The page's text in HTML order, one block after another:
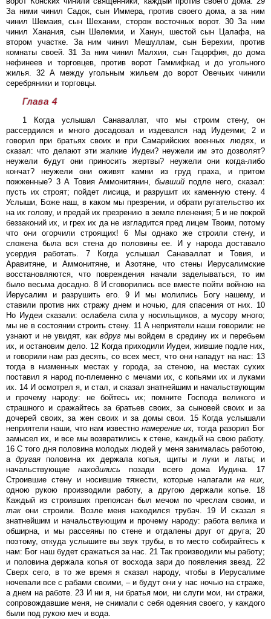
За ними чинил Садок, сын Иммера, против своего дома, а за ним
чинил Шемаия, сын Шехании, сторож восточных ворот. 30 За ним
чинил Ханания, сын Шелемии, и Ханун, шестой сын Цалафа, на
втором участке. За ним чинил Мешуллам, сын Берехии, против
комнаты своей. 31 За ним чинил Малхия, сын Гацорфия, до дома
нефинеев и торговцев, против ворот Гаммифкад и до угольного
жилья. 32 А между угольным жильем до ворот Овечьих чинили
серебряники и торговцы.
Глава 4
1 Когда услышал Санаваллат, что мы строим стену, он
рассердился и много досадовал и издевался над Иудеями; 2 и
говорил при братьях своих и при Самарийских военных людях, и
сказал: что делают эти жалкие Иудеи? неужели им это дозволят?
неужели будут они приносить жертвы? неужели они когда-либо
кончат? неужели они оживят камни из груд праха, и притом
пожженные? 3 А Товия Аммонитянин, бывший подле него, сказал:
пусть их строят; пойдет лисица, и разрушит их каменную стену. 4
Услыши, Боже наш, в каком мы презрении, и обрати ругательство их
на их голову, и предай их презрению в земле пленения; 5 и не покрой
беззаконий их, и грех их да не изгладится пред лицем Твоим, потому
что они огорчили строящих! 6 Мы однако же строили стену, и
сложена была вся стена до половины ее. И у народа доставало
усердия работать. 7 Когда услышал Санаваллат и Товия, и
Аравитяне, и Аммонитяне, и Азотяне, что стены Иерусалимские
восстановляются, что повреждения начали заделываться, то им
было весьма досадно. 8 И сговорились все вместе пойти войною на
Иерусалим и разрушить его. 9 И мы молились Богу нашему, и
ставили против них стражу днем и ночью, для спасения от них. 10
Но Иудеи сказали: ослабела сила у носильщиков, а мусору много;
мы не в состоянии строить стену. 11 А неприятели наши говорили: не
узнают и не увидят, как вдруг мы войдем в средину их и перебьем
их, и остановим дело. 12 Когда приходили Иудеи, жившие подле них,
и говорили нам раз десять, со всех мест, что они нападут на нас: 13
тогда в низменных местах у города, за стеною, на местах сухих
поставил я народ по-племенно с мечами их, с копьями их и луками
их. 14 И осмотрел я, и стал, и сказал знатнейшим и начальствующим
и прочему народу: не бойтесь их; помните Господа великого и
страшного и сражайтесь за братьев своих, за сыновей своих и за
дочерей своих, за жен своих и за домы свои. 15 Когда услышали
неприятели наши, что нам известно намерение их, тогда разорил Бог
замысел их, и все мы возвратились к стене, каждый на свою работу.
16 С того дня половина молодых людей у меня занималась работою,
а другая половина их держала копья, щиты и луки и латы; и
начальствующие находились позади всего дома Иудина. 17
Строившие стену и носившие тяжести, которые налагали на них,
одною рукою производили работу, а другою держали копье. 18
Каждый из строивших препоясан был мечом по чреслам своим, и
такони строили. Возле меня находился трубач. 19 И сказал я
знатнейшим и начальствующим и прочему народу: работа велика и
обширна, и мы рассеяны по стене и отдалены друг от друга; 20
поэтому, откуда услышите вы звук трубы, в то место собирайтесь к
нам: Бог наш будет сражаться за нас. 21 Так производили мы работу;
и половина держала копья от восхода зари до появления звезд. 22
Сверх сего, в то же время я сказал народу, чтобы в Иерусалиме
ночевали все с рабами своими, – и будут они у нас ночью на страже,
а днем на работе. 23 И ни я, ни братья мои, ни слуги мои, ни стражи,
сопровождавшие меня, не снимали с себя одеяния своего, у каждого
были под рукою меч и вода.